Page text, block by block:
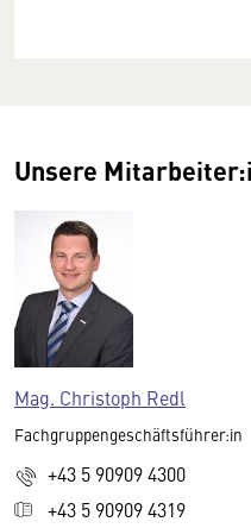
Unsere
Mag. Christoph Redl
Fachgruppengeschäftsführer:in
+43 5 90909 4300
+43 5 90909 4319